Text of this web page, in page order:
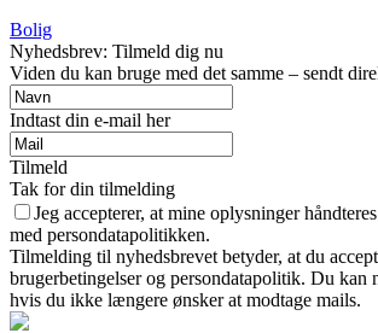
Bolig
Nyhedsbrev: Tilmeld dig nu
Viden du kan bruge med det samme – sendt
Indtast din e-mail her
Tilmeld
Tak for din tilmelding
Jeg accepterer, at mine oplysninger
med persondatapolitikken.
Tilmelding til nyhedsbrevet betyder, at du
brugerbetingelser og persondatapolitik. Du kan
hvis du ikke længere ønsker at modtage mails.